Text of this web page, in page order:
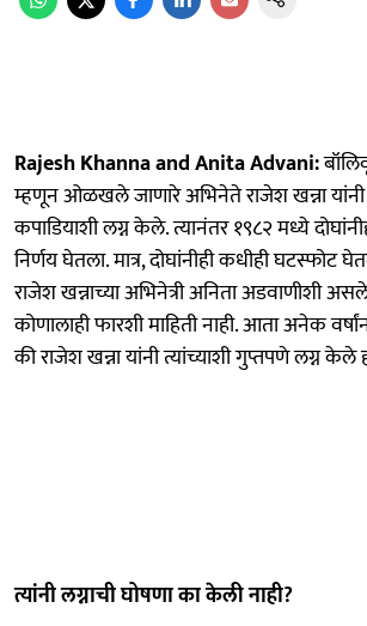
Rajesh Khanna and Anita Advani:
म्हणून ओळखले जाणारे अभिनेते राजेश खन्ना
कपाडियाशी लग्न केले. त्यानंतर १९८२ मध्ये
निर्णय घेतला. मात्र, दोघांनीही कधीही घटस्फोट
राजेश खन्नाच्या अभिनेत्री अनिता अडवाणीशी
कोणालाही फारशी माहिती नाही. आता अनेक
की राजेश खन्ना यांनी त्यांच्याशी गुप्तपणे लग्न केले
त्यांनी लग्नाची घोषणा का केली नाही?